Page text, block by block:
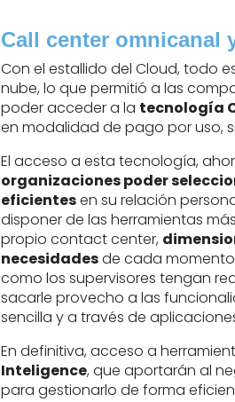
Call center omnicanal
Con el estallido del Cloud, todo
nube, lo que permitió a las
poder acceder a la tecnología
en modalidad de pago por uso,
El acceso a esta tecnología,
organizaciones poder
eficientesen su relación
disponer de las herramientas
propio contact center,
necesidadesde cada
como los supervisores tengan
sacarle provecho a las
sencilla y a través de
En definitiva, acceso a
Inteligence, que aportarán al
para gestionarlo de forma